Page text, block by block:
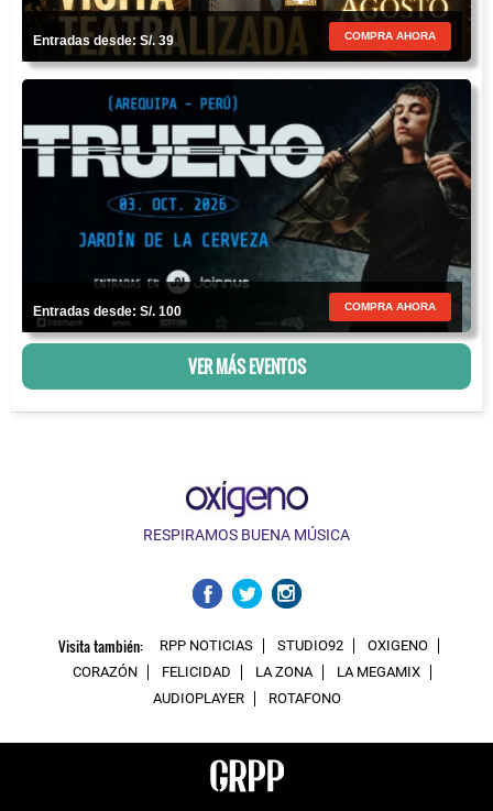
Entradas desde: S/. 39 COMPRA AHORA
Entradas desde: S/. 100 COMPRA AHORA
VER MÁS EVENTOS
RESPIRAMOS BUENA MÚSICA
Visita también: RPP NOTICIAS STUDIO92
OXIGENO
CORAZÓN
FELICIDAD LA ZONA
LA MEGAMIX
AUDIOPLAYER
ROTAFONO